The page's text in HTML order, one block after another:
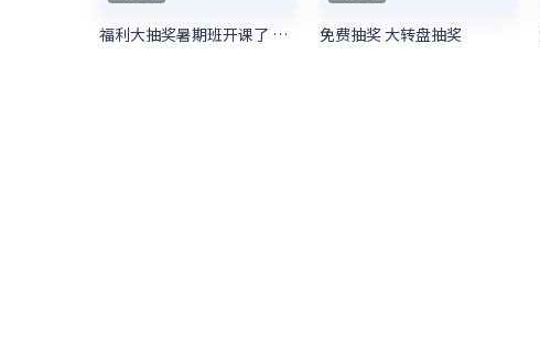
福利大抽奖暑期班开课了 暑期培训抽奖活动 免费抽奖 大转盘抽奖